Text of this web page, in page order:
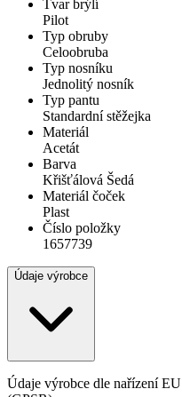
Tvar brýlí
Pilot
Typ obruby
Celoobruba
Typ nosníku
Jednolitý nosník
Typ pantu
Standardní stěžejka
Materiál
Acetát
Barva
Křišťálová Šedá
Materiál čoček
Plast
Číslo položky
1657739
Údaje výrobce
Údaje výrobce dle nařízení